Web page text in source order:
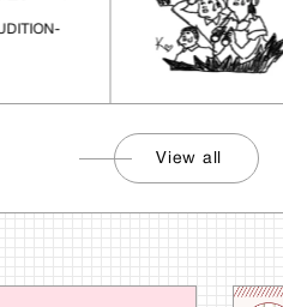
社会
View all